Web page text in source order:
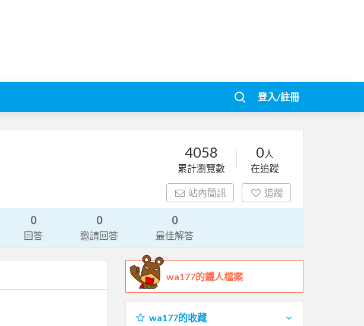
登入/註冊
4058
累計瀏覽數
0人
在追蹤
站內簡訊 追蹤
0
回答
0
邀請回答
0
最佳解答
wa177的鐵人檔案
wa177的收藏